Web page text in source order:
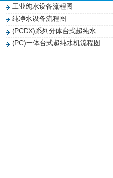
工业纯水设备流程图
纯净水设备流程图
(PCDX)系列分体台式超纯水...
(PC)一体台式超纯水机流程图